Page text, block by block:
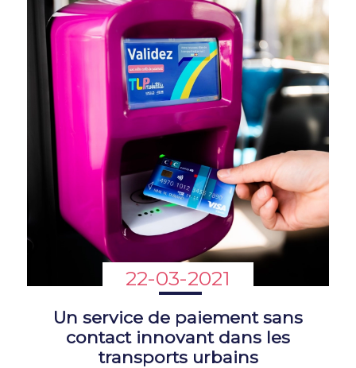
22-03-2021
Un service de paiement sans
contact innovant dans les
transports urbains